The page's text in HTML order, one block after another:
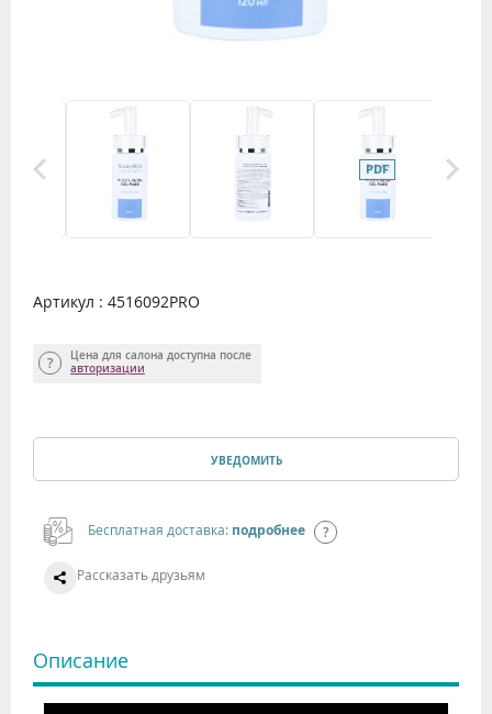
Артикул : 4516092PRO
Цена для салона доступна после
авторизации
УВЕДОМИТЬ
Бесплатная доставка: подробнее
Рассказать друзьям
Описание